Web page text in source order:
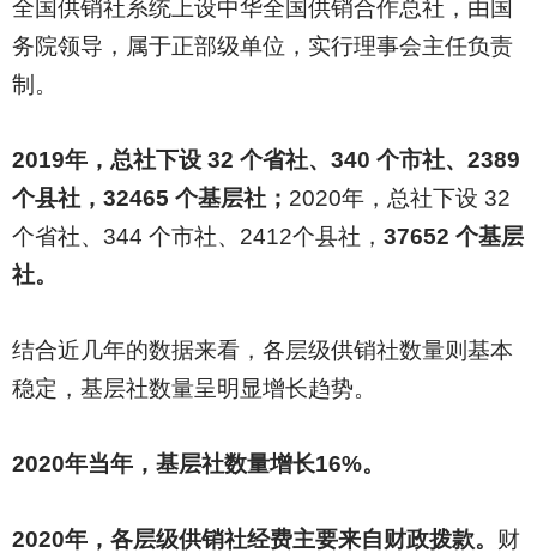
全国供销社系统上设中华全国供销合作总社，由国
务院领导，属于正部级单位，实行理事会主任负责
制。
2019年，总社下设 32 个省社、340 个市社、2389
个县社，32465 个基层社； 2020年，总社下设 32
个省社、344 个市社、2412个县社， 37652 个基层
社。
结合近几年的数据来看，各层级供销社数量则基本
稳定，基层社数量呈明显增长趋势。
2020年当年，基层社数量增长16%。
2020年，各层级供销社经费主要来自财政拨款。 财